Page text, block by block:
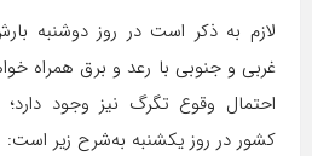
لازم به ذکر است در روز دوشنبه
غربی و جنوبی با رعد و برق همراه
احتمال وقوع تگرگ نیز وجود
کشور در روز یکشنبه به‌شرح زیر است: